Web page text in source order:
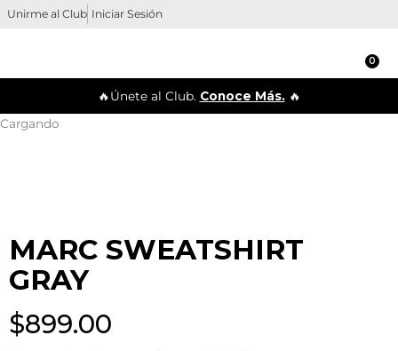
Unirme al Club Iniciar Sesión
0
🔥Únete al Club. Conoce Más.🔥
Cargando
MARC SWEATSHIRT
GRAY
$899.00